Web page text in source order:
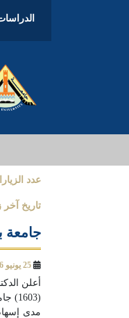
عدد
تاريخ آخر
جامعة
مدى